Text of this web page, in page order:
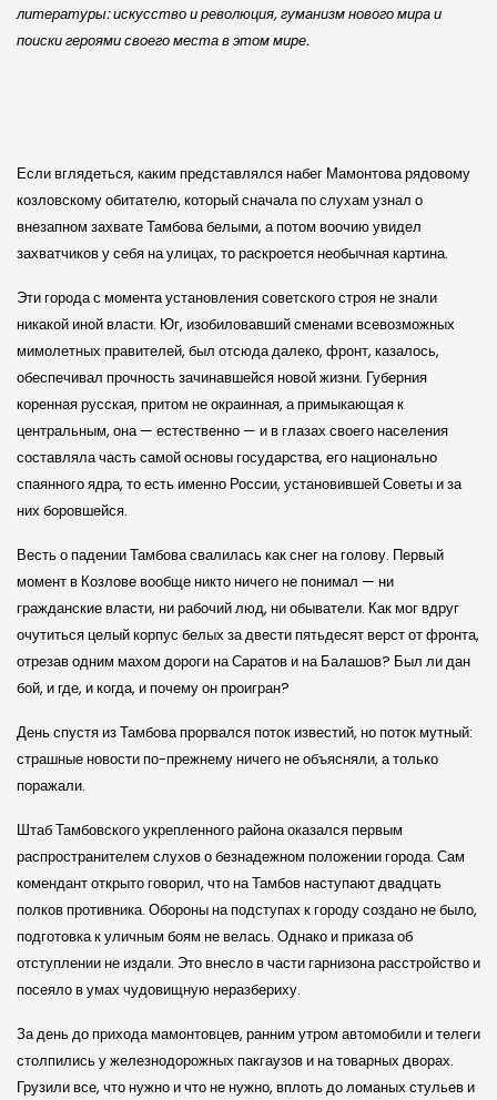
литературы: искусство и революция, гуманизм нового мира и
поиски героями своего места в этом мире.
Если вглядеться, каким представлялся набег Мамонтова рядовому
козловскому обитателю, который сначала по слухам узнал о
внезапном захвате Тамбова белыми, а потом воочию увидел
захватчиков у себя на улицах, то раскроется необычная картина.
Эти города с момента установления советского строя не знали
никакой иной власти. Юг, изобиловавший сменами всевозможных
мимолетных правителей, был отсюда далеко, фронт, казалось,
обеспечивал прочность зачинавшейся новой жизни. Губерния
коренная русская, притом не окраинная, а примыкающая к
центральным, она — естественно — и в глазах своего населения
составляла часть самой основы государства, его национально
спаянного ядра, то есть именно России, установившей Советы и за
них боровшейся.
Весть о падении Тамбова свалилась как снег на голову. Первый
момент в Козлове вообще никто ничего не понимал — ни
гражданские власти, ни рабочий люд, ни обыватели. Как мог вдруг
очутиться целый корпус белых за двести пятьдесят верст от фронта,
отрезав одним махом дороги на Саратов и на Балашов? Был ли дан
бой, и где, и когда, и почему он проигран?
День спустя из Тамбова прорвался поток известий, но поток мутный:
страшные новости по-прежнему ничего не объясняли, а только
поражали.
Штаб Тамбовского укрепленного района оказался первым
распространителем слухов о безнадежном положении города. Сам
комендант открыто говорил, что на Тамбов наступают двадцать
полков противника. Обороны на подступах к городу создано не было,
подготовка к уличным боям не велась. Однако и приказа об
отступлении не издали. Это внесло в части гарнизона расстройство и
посеяло в умах чудовищную неразбериху.
За день до прихода мамонтовцев, ранним утром автомобили и телеги
столпились у железнодорожных пакгаузов и на товарных дворах.
Грузили все, что нужно и что не нужно, вплоть до ломаных стульев и